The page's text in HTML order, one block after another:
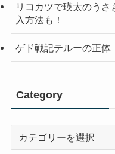
リコカツで瑛太のう
入方法も！
ゲド戦記テルーの正体
Category
Category